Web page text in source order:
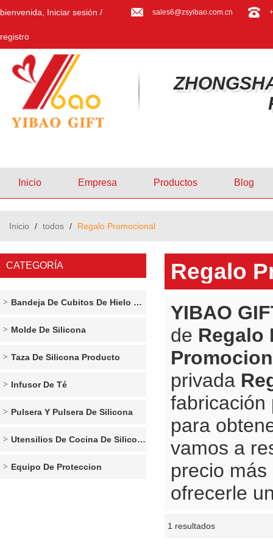
bienvenida, Iniciar sesión /
registro
sales6@zsyibao.com.cn
Inicio Empresa Productos Blog
Inicio / todos / Regalo Promocional
CATEGORÍA
Bandeja De Cubitos De Hielo De Silicona
Molde De Silicona
Taza De Silicona Producto
Infusor De Té
Pulsera Y Pulsera De Silicona
Utensilios De Cocina De Silicona
Equipo De Proteccion
Regalo
YIBAO
de Regalo
privada
fabricación
para
vamos a
precio
ofrecerle
1 resultados